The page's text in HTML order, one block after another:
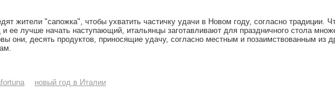
жители "сапожка", чтобы ухватить частичку удачи в Новом году, согласно традиции.
и ее лучше начать наступающий, итальянцы заготавливают для праздничного стола
они, десять продуктов, приносящие удачу, согласно местным и позаимствованным из
новый год в Италии